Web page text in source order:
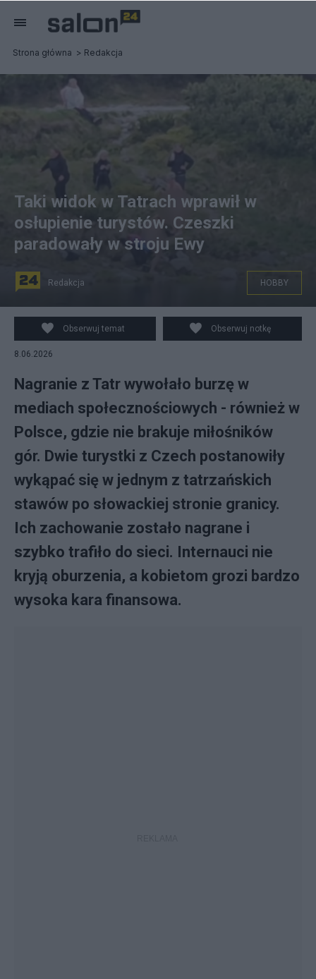
Strona główna Redakcja
Taki widok w Tatrach wprawił w
osłupienie turystów. Czeszki
paradowały w stroju Ewy
Redakcja HOBBY
Obserwuj temat Obserwuj notkę
8.06.2026
Nagranie z Tatr wywołało burzę w
mediach społecznościowych - również w
Polsce, gdzie nie brakuje miłośników
gór. Dwie turystki z Czech postanowiły
wykąpać się w jednym z tatrzańskich
stawów po słowackiej stronie granicy.
Ich zachowanie zostało nagrane i
szybko trafiło do sieci. Internauci nie
kryją oburzenia, a kobietom grozi bardzo
wysoka kara finansowa.